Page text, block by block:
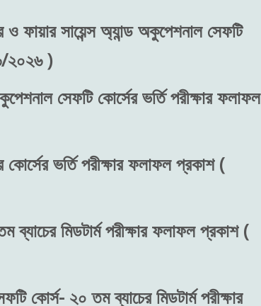
ফায়ার সায়েন্স অ্যান্ড অকুপেশনাল সেফটি
২০২৬ )
সেফটি কোর্সের ভর্তি পরীক্ষার ফলাফল
ভর্তি পরীক্ষার ফলাফল প্রকাশ (
মিডটার্ম পরীক্ষার ফলাফল প্রকাশ (
কোর্স- ২০ তম ব্যাচের মিডটার্ম পরীক্ষার